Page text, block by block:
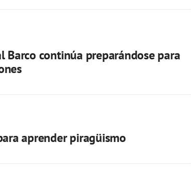
Barco continúa preparándose para
aprender piragüismo